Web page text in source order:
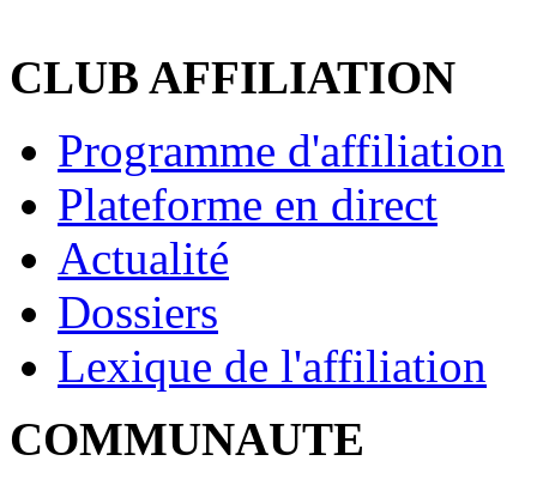
CLUB AFFILIATION
Programme d'affiliation
Plateforme en direct
Actualité
Dossiers
Lexique de l'affiliation
COMMUNAUTE